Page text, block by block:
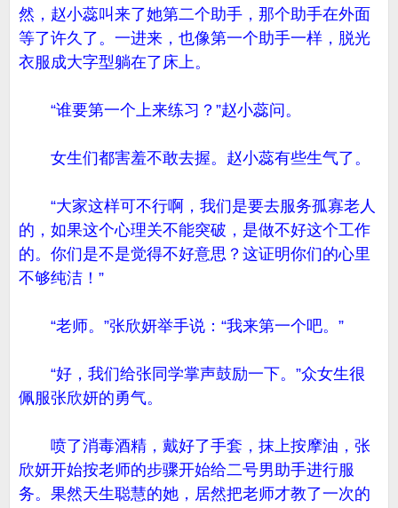
然，赵小蕊叫来了她第二个助手，那个助手在外面
等了许久了。一进来，也像第一个助手一样，脱光
衣服成大字型躺在了床上。
“谁要第一个上来练习？”赵小蕊问。
女生们都害羞不敢去握。赵小蕊有些生气了。
“大家这样可不行啊，我们是要去服务孤寡老人
的，如果这个心理关不能突破，是做不好这个工作
的。你们是不是觉得不好意思？这证明你们的心里
不够纯洁！”
“老师。”张欣妍举手说：“我来第一个吧。”
“好，我们给张同学掌声鼓励一下。”众女生很
佩服张欣妍的勇气。
喷了消毒酒精，戴好了手套，抹上按摩油，张
欣妍开始按老师的步骤开始给二号男助手进行服
务。果然天生聪慧的她，居然把老师才教了一次的